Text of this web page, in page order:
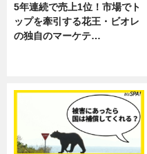
5年連続で売上1位！市場でト
ップを牽引する花王・ビオレ
の独自のマーケテ…